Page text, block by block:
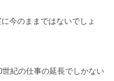
今のままではないでしょ
紀の仕事の延長でしかない